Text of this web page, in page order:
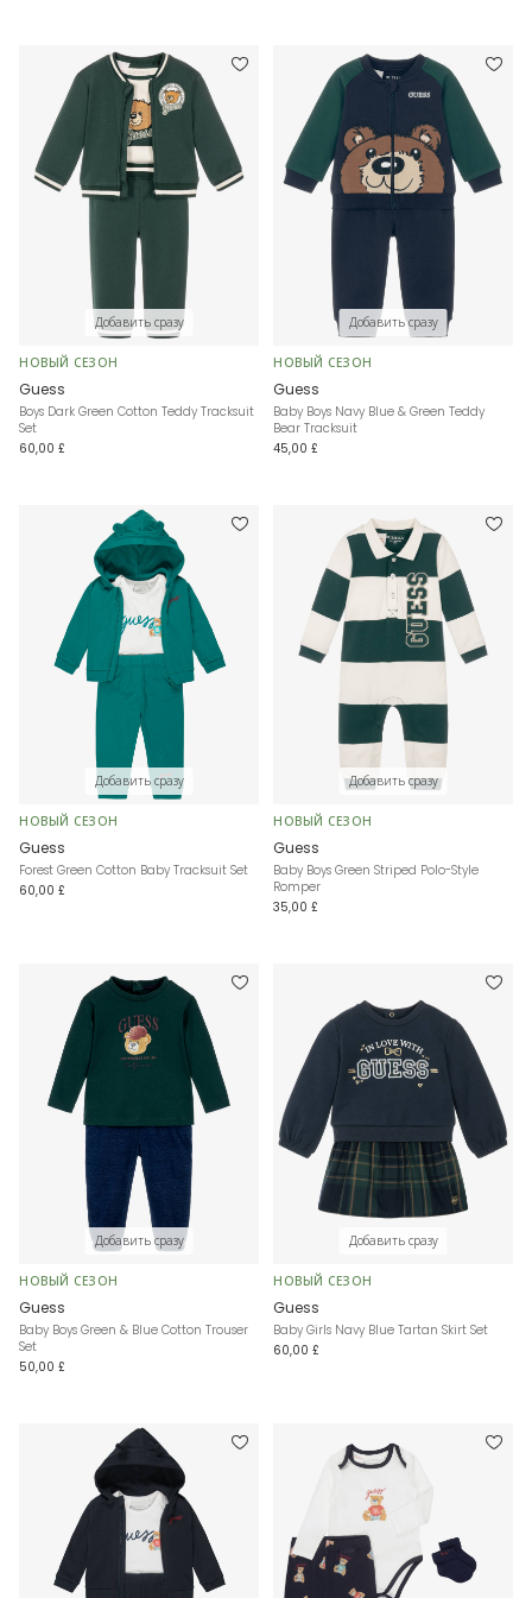
Добавить сразу
НОВЫЙ СЕЗОН
Guess
Boys Dark Green Cotton Teddy Tracksuit
Set
60,00 £
Добавить сразу
НОВЫЙ СЕЗОН
Guess
Baby Boys Navy Blue & Green Teddy
Bear Tracksuit
45,00 £
Добавить сразу
НОВЫЙ СЕЗОН
Guess
Forest Green Cotton Baby Tracksuit Set
60,00 £
Добавить сразу
НОВЫЙ СЕЗОН
Guess
Baby Boys Green Striped Polo-Style
Romper
35,00 £
Добавить сразу
НОВЫЙ СЕЗОН
Guess
Baby Boys Green & Blue Cotton Trouser
Set
50,00 £
Добавить сразу
НОВЫЙ СЕЗОН
Guess
Baby Girls Navy Blue Tartan Skirt Set
60,00 £